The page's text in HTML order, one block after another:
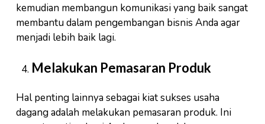
kemudian membangun komunikasi yang baik sangat
membantu dalam pengembangan bisnis Anda agar
menjadi lebih baik lagi.
Melakukan Pemasaran Produk
Hal penting lainnya sebagai kiat sukses usaha
dagang adalah melakukan pemasaran produk. Ini